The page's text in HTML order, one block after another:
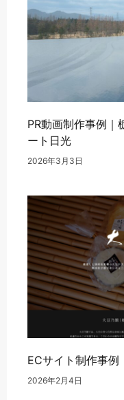
PR動画制作事例｜
ート日光
2026年3月3日
ECサイト制作事
2026年2月4日